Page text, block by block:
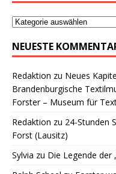
NEUESTE
Redaktion zu Neues
Brandenburgische
Forster – Museum für
Redaktion zu 24-Stunden
Forst (Lausitz)
Sylvia zu Die Legende der